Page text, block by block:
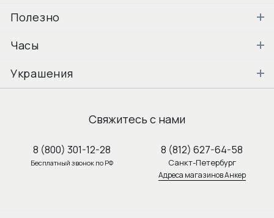
Полезно
Часы
Украшения
Свяжитесь с нами
8 (800) 301-12-28
Бесплатный звонок по РФ
8 (812) 627-64-58
Санкт-Петербург
Адреса магазинов Анкер